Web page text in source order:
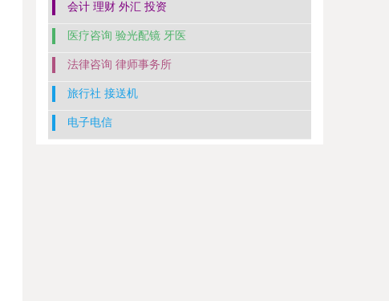
会计 理财 外汇 投资
医疗咨询 验光配镜 牙医
法律咨询 律师事务所
旅行社 接送机
电子电信